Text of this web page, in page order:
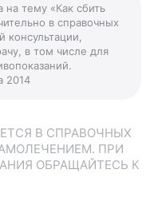
на тему «Как сбить
в справочных
консультации,
в том числе для
2014
В СПРАВОЧНЫХ
ПРИ
ОБРАЩАЙТЕСЬ К